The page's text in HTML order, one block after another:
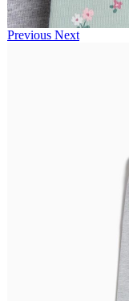
Previous Next